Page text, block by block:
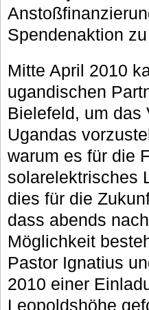
Spendenaktion
Mitte April 2010
ugandischen
Bielefeld, um das
Ugandas
warum es für die
solarelektrisches
dies für die
dass abends
Möglichkeit
Pastor Ignatius
2010 einer
Leopoldshöhe